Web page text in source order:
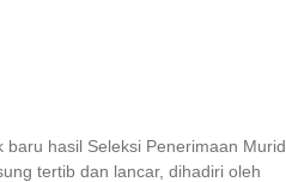
hasil Seleksi Penerimaan Murid
tertib dan lancar, dihadiri oleh